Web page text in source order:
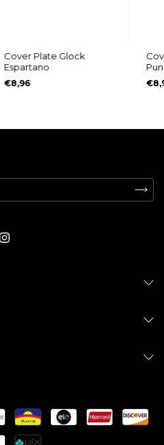
Cover Plate Glock
Espartano
€8,96